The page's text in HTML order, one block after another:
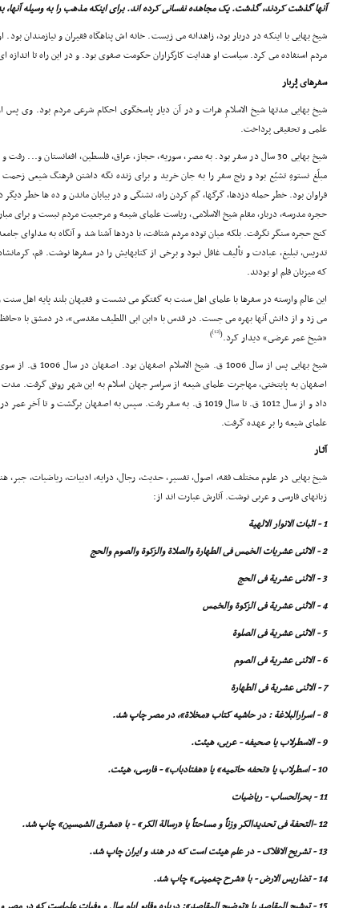
آنها گذشت کردند، گذشت. یک مجاهده نفسانى کرده اند. براى اینکه مذهب را به وسیله آنها،
شیخ بهایى با اینکه در دربار بود، زاهدانه مى زیست. خانه اش پناهگاه فقیران و نیازمندان
مردم استفاده مى کرد. سیاست او هدایت کارگزاران حکومت صفوى بود. و در این راه تا
سفرهاى پُربار
شیخ بهایى مدتها شیخ الاسلامِ هرات و در آن دیار پاسخگوى احکام شرعى مردم بود. وى
علمى و تحقیقى پرداخت.
شیخ بهایى 30 سال در سفر بود. به مصر، سوریه، حجاز، عراق، فلسطین، افغانستان و...
مبلّغ نستوهِ تشیّع بود و رنج سفر را به جان خرید و براى زنده نگه داشتن فرهنگ شیعى
فراوان بود. خطر حمله دزدها، گرگها، گم کردن راه، تشنگى و در بیابان ماندن و ده ها خطر دیگر
حجره مدرسه، دربار، مقام شیخ الاسلامى، ریاست علماى شیعه و مرجعیت مردم نبست و براى
کنج حجره سنگر نگرفت. بلکه میان توده مردم شتافت، با دردها آشنا شد و آنگاه به مداواى
تدریس، تبلیغ، عبادت و تألیف غافل نبود و برخى از کتابهایش را در سفرها نوشت. قم،
که میزبان قلم او بودند.
این عالم وارسته در سفرها با علماى اهل سنت به گفتگو مى نشست و فقیهان بلند پایه اهل
مى زد و از دانش آنها بهره مى جست. در قدس با «ابن ابى اللطیف مقدسى»، در دمشق با
«شیخ عمر عرضى» دیدار کرد.(
[12]
)
شیخ بهایى پس از سال
اصفهان به پایتختى، مهاجرت علماى شیعه از سراسر جهان اسلام به این شهر رونق گرفت. مدت
داد و از سال 1012 ق. تا سال 1019 ق. به سفر رفت. سپس به اصفهان برگشت و
علماى شیعه را بر عهده گرفت.
آثـار
شیخ بهایى در علوم مختلف فقه، اصول، تفسیر، حدیث، رجال، درایه، ادبیات، ریاضیات، جبر،
زبانهاى فارسى و عربى نوشت. آثارش عبارت اند از:
1 - اثبات الانوار الالهیة
2 - الاثنى عشریات الخمس فى الطهارة والصلاة والزکوة والصوم والحج
3 - الاثنى عشریة فى الحج
4 - الاثنى عشریة فى الزکوة والخمس
5 - الاثنى عشریة فى الصلوة
6 - الاثنى عشریة فى الصوم
7 - الاثنى عشریة فى الطهارة
8 - اسرارالبلاغة : در حاشیه کتاب «مخلاة»، در مصر چاپ شد.
9 - الاسطرلاب یا صحیفه - عربى، هیئت.
10 - اسطرلاب یا «تحفه حاتمیه» یا «هفتاد
باب» - فارسى، هیئت.
11 - بحرالحساب - ریاضیات
12 -التحفة فى تحدیدالکر وزناً و مساحتاً یا «رسالة الکر» - با «مشرق الشمسین» چاپ شد.
13 - تشریح الافلاک - در علم هیئت است که در هند و ایران چاپ شد.
14 - تضاریس الارض - با «شرح چغمینى» چاپ شد.